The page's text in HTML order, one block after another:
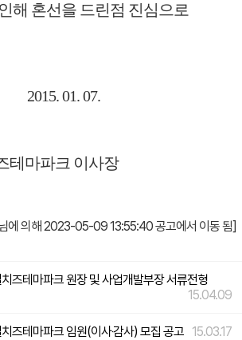
해 혼선을 드린점 진심으로
2015. 01. 07.
테마파크 이사장
에 의해 2023-05-09 13:55:40 공고에서 이동 됨]
즈테마파크 원장 및 사업개발부장 서류전형
15.04.09
즈테마파크 임원(이사‧감사) 모집 공고 15.03.17